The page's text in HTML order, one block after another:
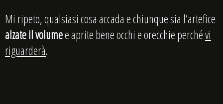
Mi ripeto, qualsiasi cosa accada e chiunque sia l’artefice
alzate il volumee aprite bene occhi e orecchie perchévi
riguarderà.